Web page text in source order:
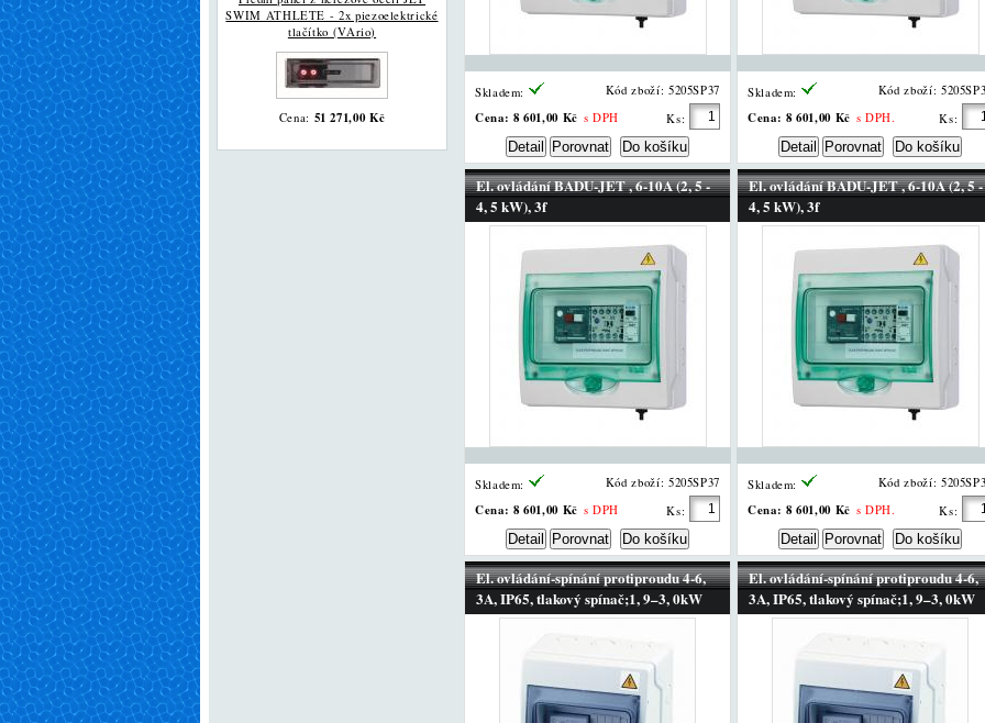
SWIM ATHLETE - 2x piezoelektrické
tlačítko (VArio)
Cena: 51 271,00 Kč
Skladem: Kód zboží: 5205SP37
Cena: 8 601,00 Kč s DPH Ks:
Skladem: Kód zboží:
Cena: 8 601,00 Kč s DPH. Ks:
El. ovládání BADU-JET , 6-10A (2, 5 -
4, 5 kW), 3f
El. ovládání BADU-JET , 6-10A (2, 5 -
4, 5 kW), 3f
Skladem: Kód zboží: 5205SP37
Cena: 8 601,00 Kč s DPH Ks:
Skladem: Kód zboží:
Cena: 8 601,00 Kč s DPH. Ks:
El. ovládání-spínání protiproudu 4-6,
3A, IP65, tlakový spínač;1, 9–3, 0kW
El. ovládání-spínání protiproudu 4-6,
3A, IP65, tlakový spínač;1, 9–3, 0kW